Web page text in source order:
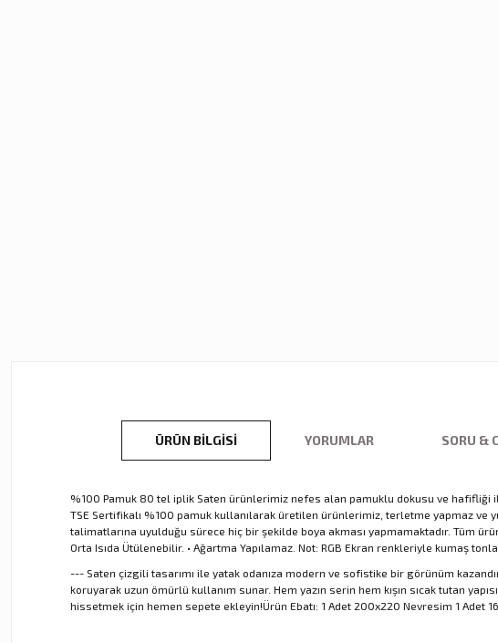
ÜRÜN BILGISI YORUMLAR SORU &
%100 Pamuk 80 tel iplik Saten ürünlerimiz nefes alan pamuklu dokusu ve hafifliği ile
TSE Sertifikalı %100 pamuk kullanılarak üretilen ürünlerimiz, terletme yapmaz ve
talimatlarına uyulduğu sürece hiç bir şekilde boya akması yapmamaktadır. Tüm
Orta Isıda Ütülenebilir. • Ağartma Yapılamaz. Not: RGB Ekran renkleriyle kumaş
--- Saten çizgili tasarımı ile yatak odanıza modern ve sofistike bir görünüm
koruyarak uzun ömürlü kullanım sunar. Hem yazın serin hem kışın sıcak tutan
hissetmek için hemen sepete ekleyin!Ürün Ebatı: 1 Adet 200x220 Nevresim 1 Adet